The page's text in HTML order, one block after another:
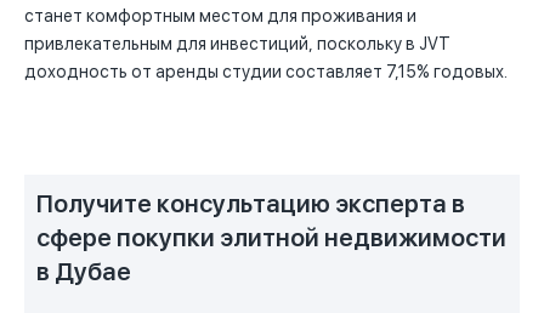
станет комфортным местом для проживания и
привлекательным для инвестиций, поскольку в JVT
доходность от аренды студии составляет 7,15% годовых.
Получите консультацию эксперта в
сфере покупки элитной недвижимости
в Дубае